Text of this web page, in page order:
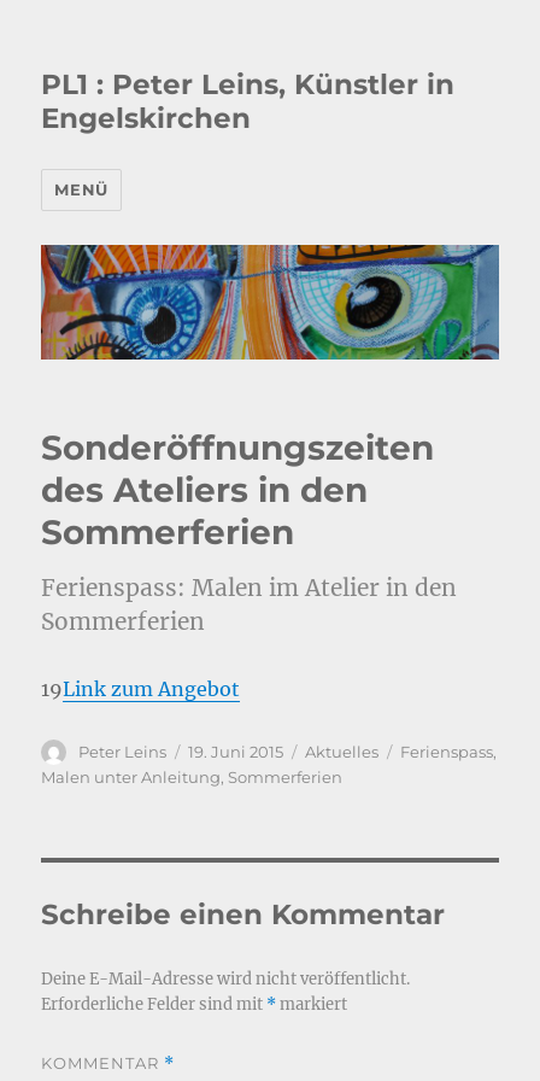
PL1 : Peter Leins, Künstler in
Engelskirchen
MENÜ
Sonderöffnungszeiten
des Ateliers in den
Sommerferien
Ferienspass: Malen im Atelier in den
Sommerferien
19Link zum Angebot
Autor
Peter Leins
Veröffentlicht
am
19. Juni 2015 Kategorien
Aktuelles Schlagwörter
Ferienspass,
Malen unter Anleitung, Sommerferien
Schreibe einen Kommentar
Deine E-Mail-Adresse wird nicht veröffentlicht.
Erforderliche Felder sind mit *markiert
KOMMENTAR *